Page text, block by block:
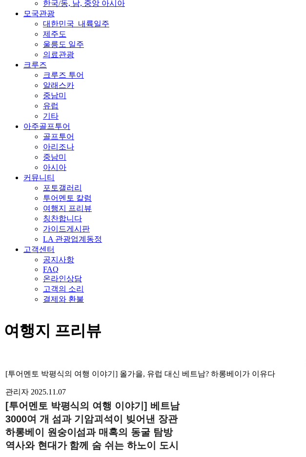
한국/동, 남, 중앙 아시아
모국관광
대한민국_내륙일주
제주도
울릉도 일주
의료관광
크루즈
크루즈 투어
알래스카
중남미
유럽
기타
아주골프투어
골프투어
아리조나
중남미
아시아
커뮤니티
포토갤러리
투어멘토 칼럼
여행지 프리뷰
칭찬합니다
가이드게시판
LA 관광업계동정
고객센터
공지사항
FAQ
온라인상담
고객의 소리
결제와 환불
여행지 프리뷰
[투어멘토 박평식의 여행 이야기] 올가을, 유럽 대신 베트남? 하롱베이가 이유다
관리자 2025.11.07
[투어멘토 박평식의 여행 이야기] 베트남
3000여 개 섬과 기암괴석이 빚어낸 장관
하롱베이 원숭이섬과 매혹의 동굴 탐방
역사와 현대가 함께 숨 쉬는 하노이 도시